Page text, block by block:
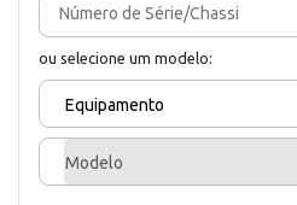
ou selecione um modelo:
Equipamento
Modelo